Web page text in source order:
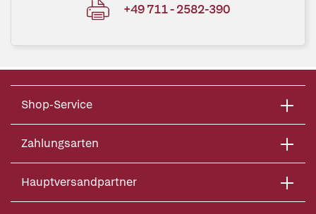
+49 711 - 2582-390
Shop-Service
Zahlungsarten
Hauptversandpartner